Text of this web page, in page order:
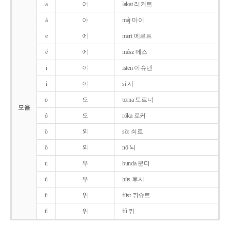
모음
a 어 lakat 러커트
á 아 máj 마이
e 에 mert 메르트
é 에 mész 메스
i 이 isten 이슈텐
í 이 sí 시
o 오 torna 토르너
ó 오 róka 로커
ö 외 sör 쇠르
ő 외 nő 뇌
u 우 bunda 분더
ú 우 hús 후시
ü 위 füst 퓌슈트
ű 위 fű 퓌